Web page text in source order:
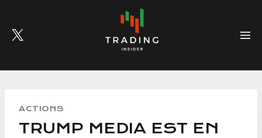
content
ACTIONS
TRUMP MEDIA EST EN